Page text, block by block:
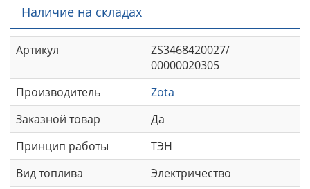
Наличие на складах
Артикул
ZS3468420027/
00000020305
Производитель
Zota
Заказной товар
Да
Принцип работы
ТЭН
Вид топлива
Электричество